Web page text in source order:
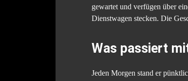
gewartet und verfügen über
Dienstwagen stecken. Die
Was passiert
Jeden Morgen stand er